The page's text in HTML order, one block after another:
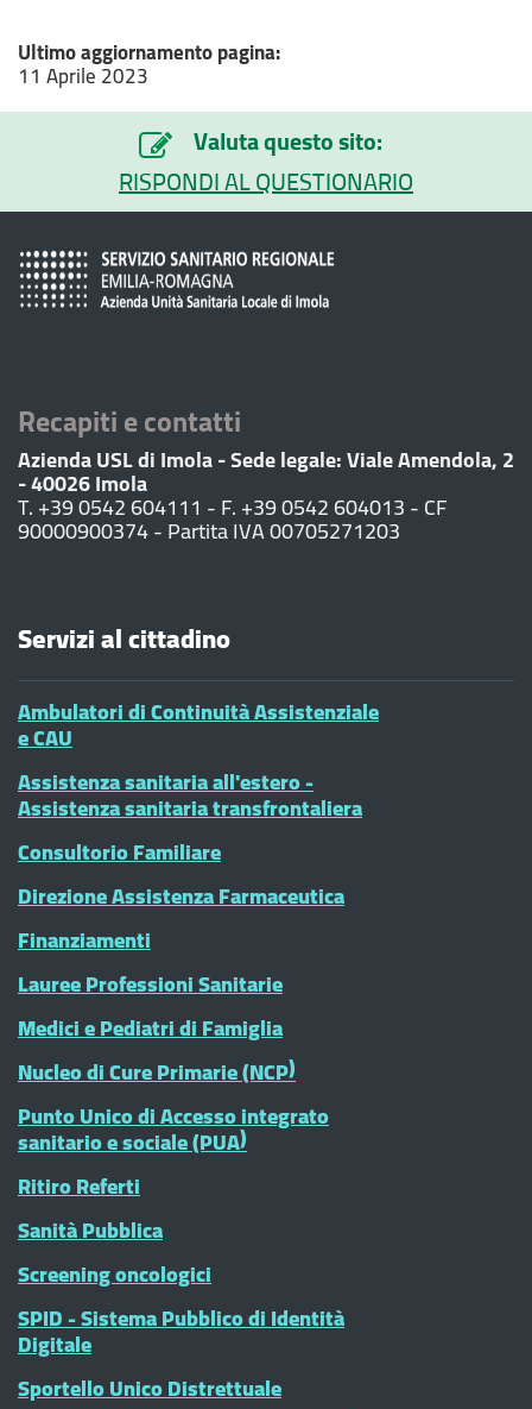
Ultimo aggiornamento pagina:
11 Aprile 2023
Valuta questo sito:
RISPONDI AL QUESTIONARIO
Recapiti e contatti
Azienda USL di Imola - Sede legale: Viale Amendola, 2
- 40026 Imola
T. +39 0542 604111 - F. +39 0542 604013 - CF
90000900374 - Partita IVA 00705271203
Servizi al cittadino
Ambulatori di Continuità Assistenziale
e CAU
Assistenza sanitaria all'estero -
Assistenza sanitaria transfrontaliera
Consultorio Familiare
Direzione Assistenza Farmaceutica
Finanziamenti
Lauree Professioni Sanitarie
Medici e Pediatri di Famiglia
Nucleo di Cure Primarie (NCP)
Punto Unico di Accesso integrato
sanitario e sociale (PUA)
Ritiro Referti
Sanità Pubblica
Screening oncologici
SPID - Sistema Pubblico di Identità
Digitale
Sportello Unico Distrettuale